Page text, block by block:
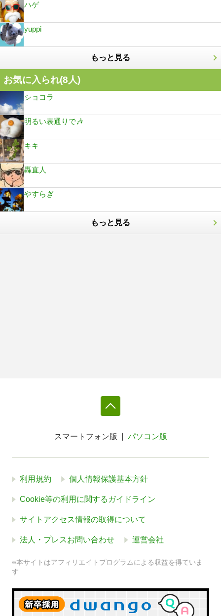
ハゲ
yuppi
もっと見る
お気に入られ(8人)
ショコラ
明るい表通りで🎶
キキ
轟直人
やすらぎ
もっと見る
スマートフォン版 パソコン版
利用規約 個人情報保護基本方針
Cookie等の利用に関するガイドライン
サイトアクセス情報の取得について
法人・プレスお問い合わせ 運営会社
※本サイトはアフィリエイトプログラムによる収益を得ていま
す